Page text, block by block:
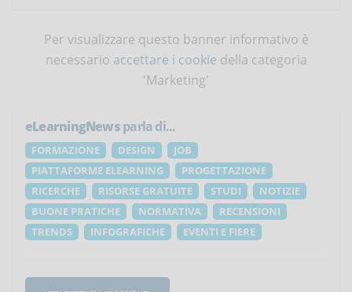
Per visualizzare questo banner informativo è
necessario accettare i cookie della categoria
'Marketing'
eLearningNewsparla di...
FORMAZIONE DESIGN
JOB
PIATTAFORME ELEARNING
PROGETTAZIONE
RICERCHE
RISORSE GRATUITE STUDI
NOTIZIE
BUONE PRATICHE
NORMATIVA
RECENSIONI
TRENDS
INFOGRAFICHE EVENTI E FIERE